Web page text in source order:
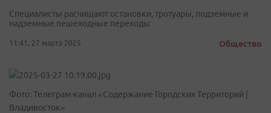
Специалисты расчищают остановки, тротуары, подземные и
надземные пешеходные переходы
11:41, 27 марта 2025 Общество
Фото: Телеграм-канал «Содержание Городских Территорий |
Владивосток»